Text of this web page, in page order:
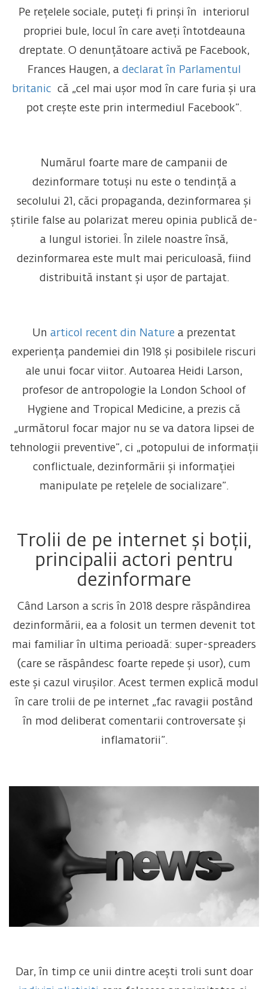
Pe rețelele sociale, puteți fi prinși în interiorul
propriei bule, locul în care aveți întotdeauna
dreptate. O denunțătoare activă pe Facebook,
Frances Haugen, a declarat în Parlamentul
britanic că „cel mai ușor mod în care furia și ura
pot crește este prin intermediul Facebook”.
Numărul foarte mare de campanii de
dezinformare totuși nu este o tendință a
secolului 21, căci propaganda, dezinformarea și
știrile false au polarizat mereu opinia publică de-
a lungul istoriei. În zilele noastre însă,
dezinformarea este mult mai periculoasă, fiind
distribuită instant și ușor de partajat.
Un articol recent din Nature a prezentat
experiența pandemiei din 1918 și posibilele riscuri
ale unui focar viitor. Autoarea Heidi Larson,
profesor de antropologie la London School of
Hygiene and Tropical Medicine, a prezis că
„următorul focar major nu se va datora lipsei de
tehnologii preventive”, ci „potopului de informații
conflictuale, dezinformării și informației
manipulate pe rețelele de socializare”.
Trolii de pe internet și boții,
principalii actori pentru
dezinformare
Când Larson a scris în 2018 despre răspândirea
dezinformării, ea a folosit un termen devenit tot
mai familiar în ultima perioadă: super-spreaders
(care se răspândesc foarte repede și usor), cum
este și cazul virușilor. Acest termen explică modul
în care trolii de pe internet „fac ravagii postând
în mod deliberat comentarii controversate și
inflamatorii”.
Dar, în timp ce unii dintre acești troli sunt doar